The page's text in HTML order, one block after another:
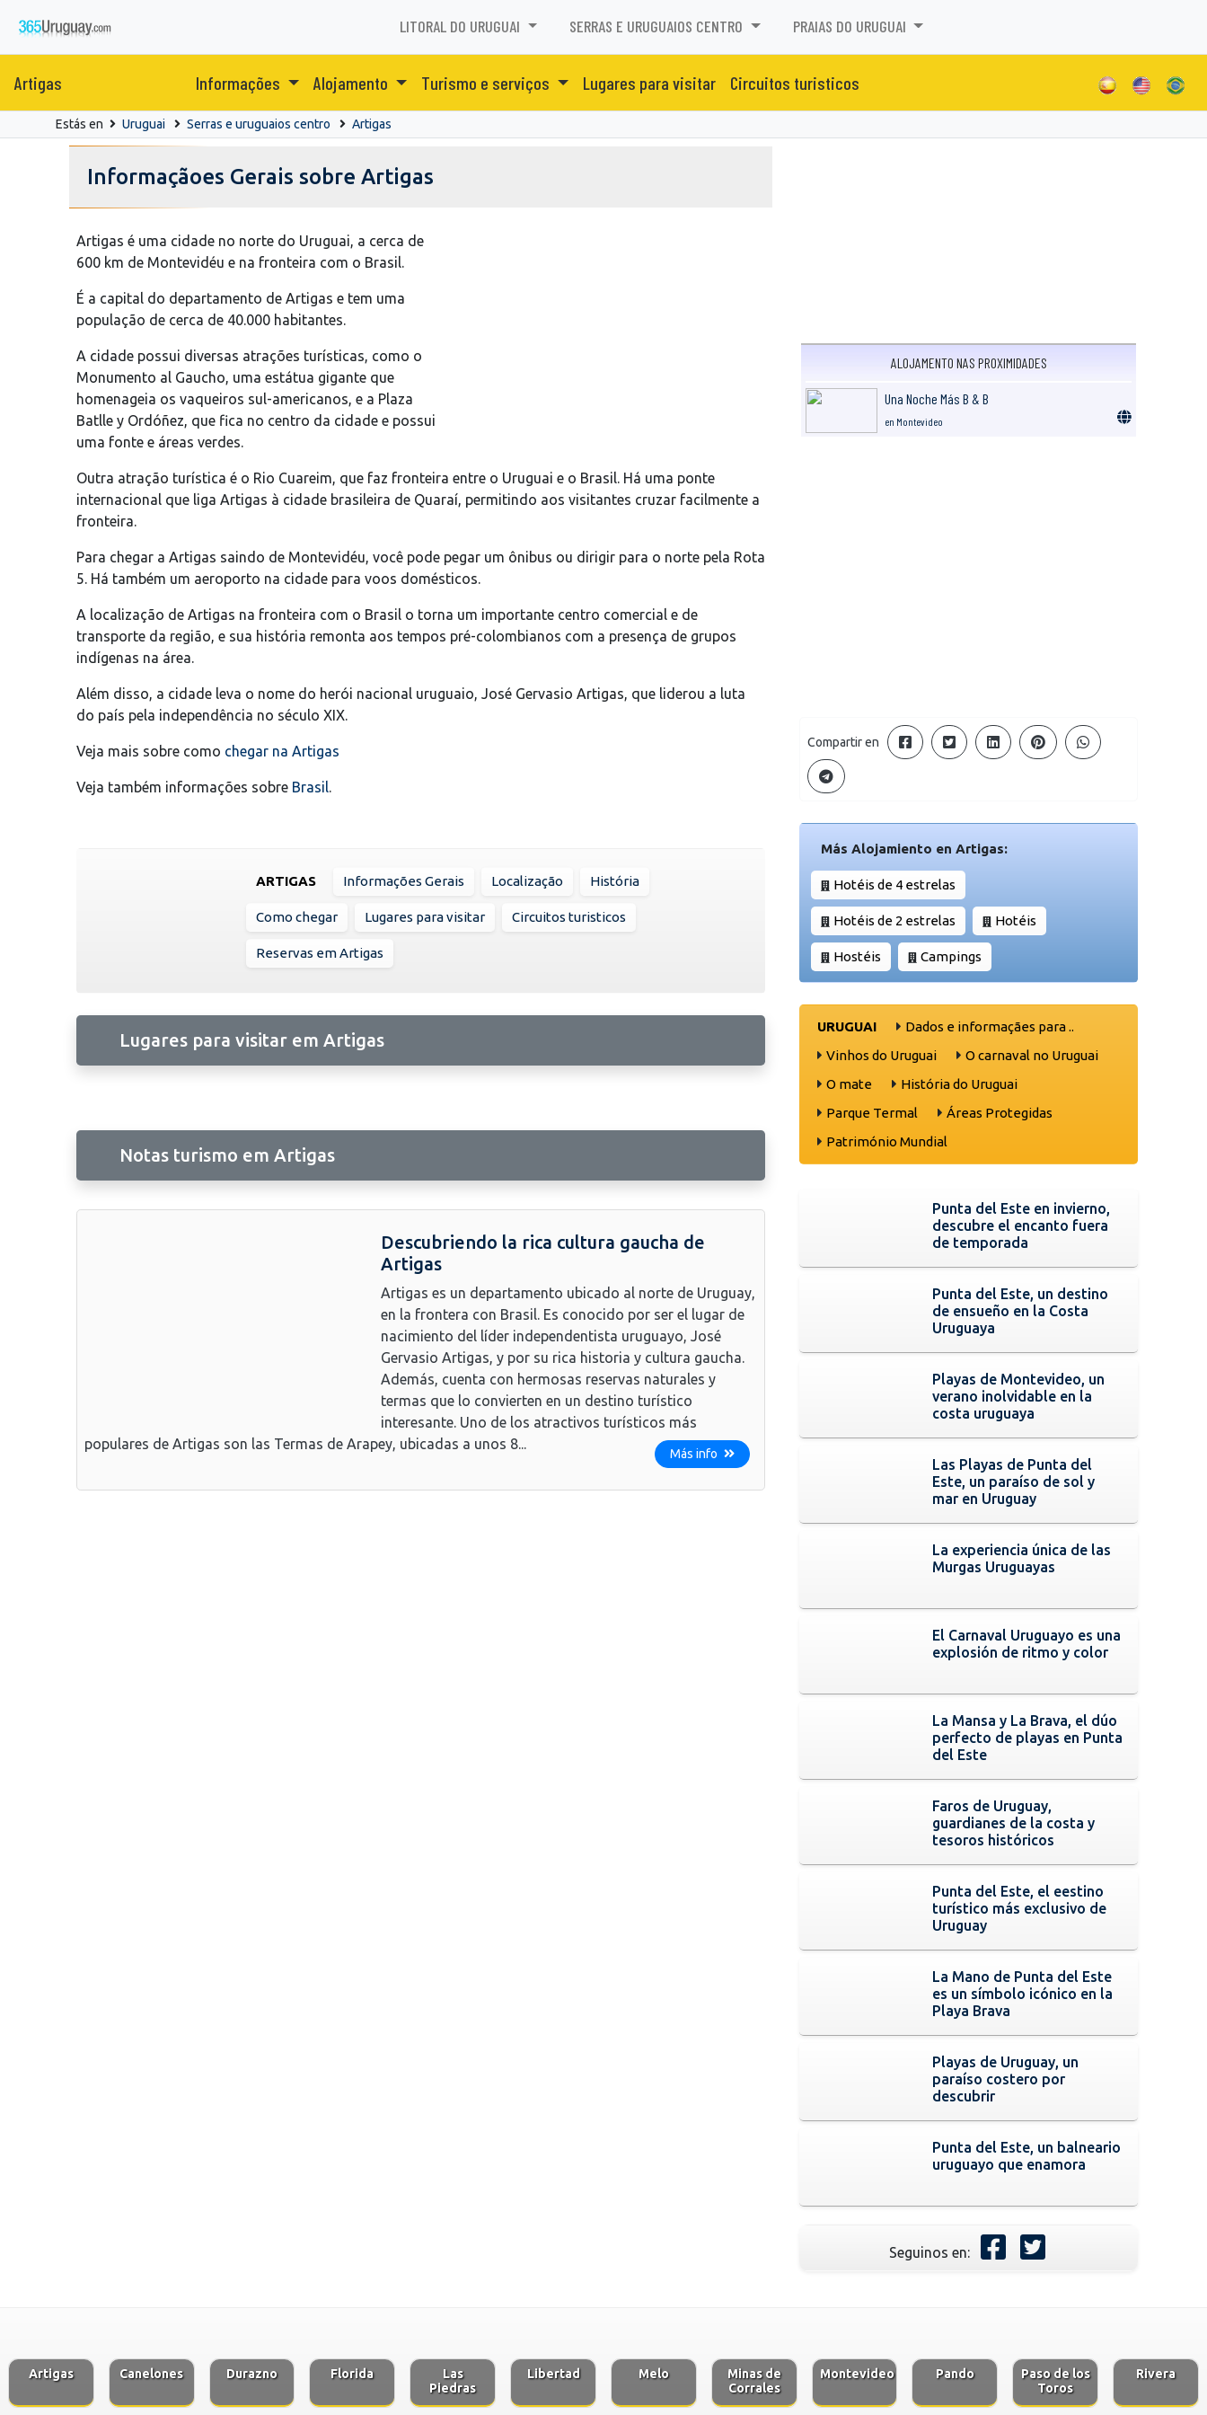
LITORAL DO URUGUAI SERRAS E URUGUAIOS CENTRO PRAIAS DO URUGUAI
Artigas Informações Alojamento Turismo e serviços Lugares para visitar Circuitos turisticos
Estás en Uruguai Serras e uruguaios centro Artigas
Informaçãoes Gerais sobre Artigas
Artigas é uma cidade no norte do Uruguai, a cerca de
600 km de Montevidéu e na fronteira com o Brasil.
É a capital do departamento de Artigas e tem uma
população de cerca de 40.000 habitantes.
A cidade possui diversas atrações turísticas, como o
Monumento al Gaucho, uma estátua gigante que
homenageia os vaqueiros sul-americanos, e a Plaza
Batlle y Ordóñez, que fica no centro da cidade e possui
uma fonte e áreas verdes.
Outra atração turística é o Rio Cuareim, que faz fronteira entre o Uruguai e o Brasil. Há uma ponte
internacional que liga Artigas à cidade brasileira de Quaraí, permitindo aos visitantes cruzar facilmente a
fronteira.
Para chegar a Artigas saindo de Montevidéu, você pode pegar um ônibus ou dirigir para o norte pela Rota
5. Há também um aeroporto na cidade para voos domésticos.
A localização de Artigas na fronteira com o Brasil o torna um importante centro comercial e de
transporte da região, e sua história remonta aos tempos pré-colombianos com a presença de grupos
indígenas na área.
Além disso, a cidade leva o nome do herói nacional uruguaio, José Gervasio Artigas, que liderou a luta
do país pela independência no século XIX.
Veja mais sobre como chegar na Artigas
Veja também informações sobre Brasil.
ARTIGAS Informações Gerais Localização História
Como chegar Lugares para visitar Circuitos turisticos
Reservas em Artigas
Lugares para visitar em Artigas
Notas turismo em Artigas
Descubriendo la rica cultura gaucha de
Artigas
Artigas es un departamento ubicado al norte de Uruguay,
en la frontera con Brasil. Es conocido por ser el lugar de
nacimiento del líder independentista uruguayo, José
Gervasio Artigas, y por su rica historia y cultura gaucha.
Además, cuenta con hermosas reservas naturales y
termas que lo convierten en un destino turístico
interesante. Uno de los atractivos turísticos más
populares de Artigas son las Termas de Arapey, ubicadas a unos 8...
Más info
ALOJAMENTO NAS PROXIMIDADES
Una Noche Más B & B
en Montevideo
Compartir en
Más Alojamiento en Artigas:
Hotéis de 4 estrelas
Hotéis de 2 estrelas Hotéis
Hostéis Campings
URUGUAI
Dados e informaçães para ..
Vinhos do Uruguai
O carnaval no Uruguai
O mate
História do Uruguai
Parque Termal
Áreas Protegidas
Património Mundial
Punta del Este en invierno,
descubre el encanto fuera
de temporada
Punta del Este, un destino
de ensueño en la Costa
Uruguaya
Playas de Montevideo, un
verano inolvidable en la
costa uruguaya
Las Playas de Punta del
Este, un paraíso de sol y
mar en Uruguay
La experiencia única de las
Murgas Uruguayas
El Carnaval Uruguayo es una
explosión de ritmo y color
La Mansa y La Brava, el dúo
perfecto de playas en Punta
del Este
Faros de Uruguay,
guardianes de la costa y
tesoros históricos
Punta del Este, el eestino
turístico más exclusivo de
Uruguay
La Mano de Punta del Este
es un símbolo icónico en la
Playa Brava
Playas de Uruguay, un
paraíso costero por
descubrir
Punta del Este, un balneario
uruguayo que enamora
Seguinos en:
Artigas Canelones Durazno Florida
Las
Piedras
Libertad Melo
Minas de
Corrales
Montevideo Pando
Paso de los
Toros
Rivera